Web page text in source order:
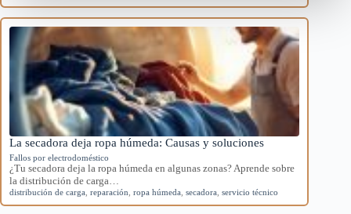
La secadora deja ropa húmeda: Causas y soluciones
Fallos por electrodoméstico
¿Tu secadora deja la ropa húmeda en algunas zonas? Aprende sobre
la distribución de carga…
distribución de carga reparación ropa húmeda secadora servicio técnico